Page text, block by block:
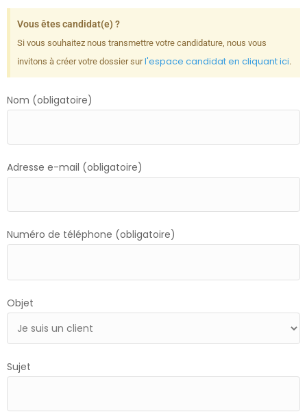
Vous êtes candidat(e) ?
Si vous souhaitez nous transmettre votre candidature, nous vous
invitons à créer votre dossier surl'espace candidat en cliquant ici.
Nom (obligatoire)
Adresse e-mail (obligatoire)
Numéro de téléphone (obligatoire)
Objet
Sujet